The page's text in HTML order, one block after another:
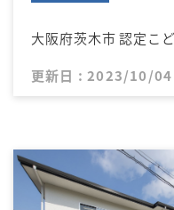
大阪府茨木市 認定こ
更新日 : 2023/10/04